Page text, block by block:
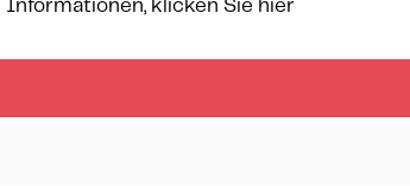
Informationen, klicken Sie hier